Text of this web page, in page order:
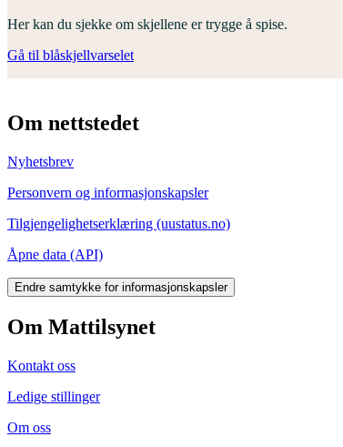
Her kan du sjekke om skjellene er trygge å spise.
Gå til blåskjellvarselet
Om nettstedet
Nyhetsbrev
Personvern og informasjonskapsler
Tilgjengelighetserklæring (uustatus.no)
Åpne data (API)
Endre samtykke for informasjonskapsler
Om Mattilsynet
Kontakt oss
Ledige stillinger
Om oss